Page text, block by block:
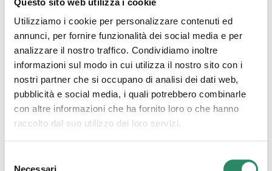
Utilizziamo i cookie per personalizzare contenuti ed
annunci, per fornire funzionalità dei social media e per
analizzare il nostro traffico. Condividiamo inoltre
informazioni sul modo in cui utilizza il nostro sito con i
nostri partner che si occupano di analisi dei dati web,
pubblicità e social media, i quali potrebbero combinarle
con altre informazioni che ha fornito loro o che hanno
raccolto dal suo utilizzo dei loro servizi.
Necessari
11 Marzo 2022
Facciamo un po’ di luce
Leggi tutto